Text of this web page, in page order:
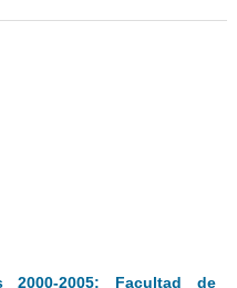
2000-2005: Facultad de